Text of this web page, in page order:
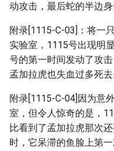
动攻击，最后蛇的半边
附录[1115-C-03]：将一
实验室，1115号出现明
号的第一时间发动了攻
孟加拉虎也失血过多死去
附录[1115-C-04]因为意
室，但令人惊奇的是，
比看到了孟加拉虎那次
时，它呆滞的鱼脸上第